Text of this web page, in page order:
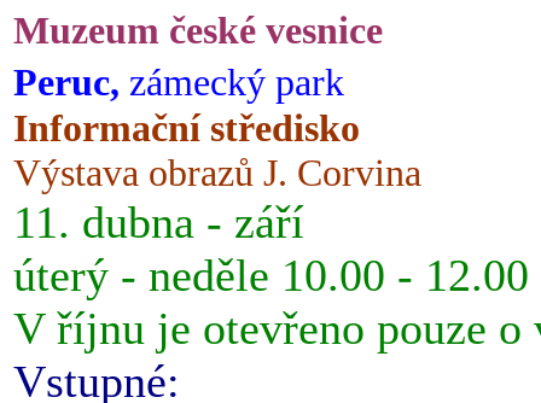
Muzeum české vesnice
Peruc, zámecký park
Informační středisko
Výstava obrazů J. Corvina
11. dubna - září
úterý - neděle 10.00 -
V říjnu je otevřeno pouze o
Vstupné: